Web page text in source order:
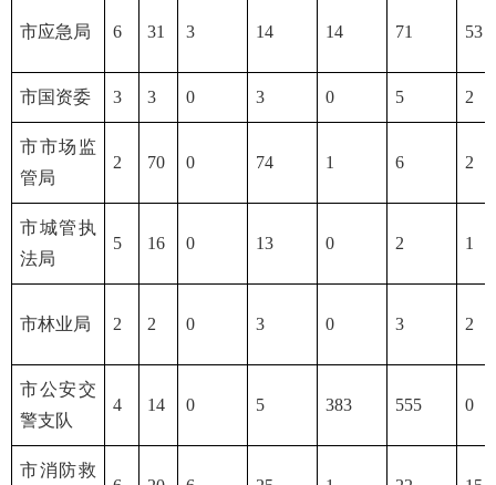
市应急局 6 31 3 14 14 71 53
市国资委 3 3 0 3 0 5 2
市市场监
管局
2 70 0 74 1 6 2
市城管执
法局
5 16 0 13 0 2 1
市林业局 2 2 0 3 0 3 2
市公安交
警支队
4 14 0 5 383 555 0
市消防救